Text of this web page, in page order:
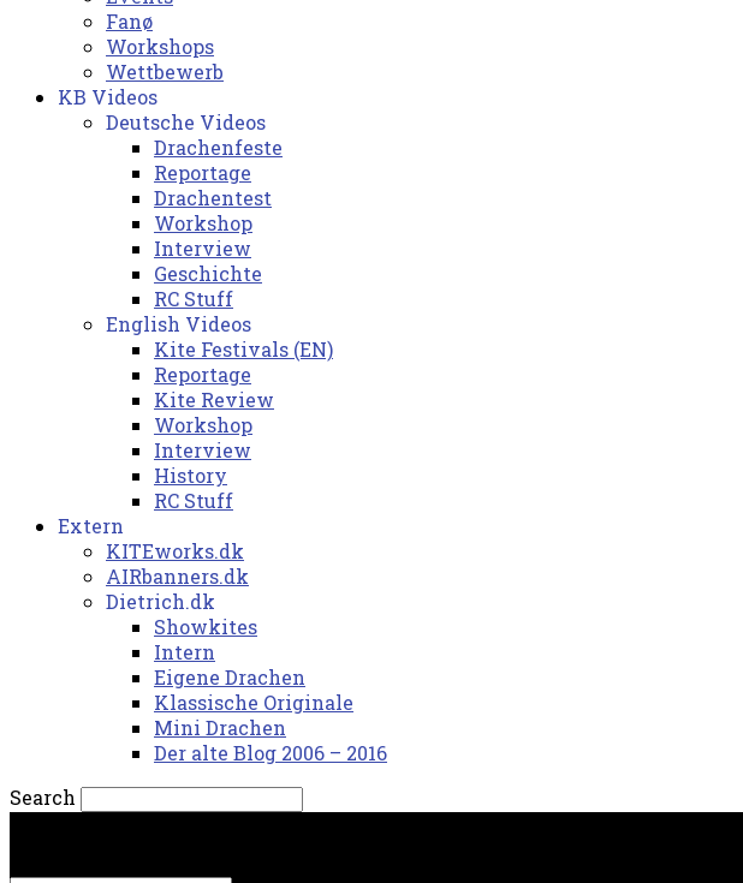
Fanø
Workshops
Wettbewerb
KB Videos
Deutsche Videos
Drachenfeste
Reportage
Drachentest
Workshop
Interview
Geschichte
RC Stuff
English Videos
Kite Festivals (EN)
Reportage
Kite Review
Workshop
Interview
History
RC Stuff
Extern
KITEworks.dk
AIRbanners.dk
Dietrich.dk
Showkites
Intern
Eigene Drachen
Klassische Originale
Mini Drachen
Der alte Blog 2006 – 2016
Search